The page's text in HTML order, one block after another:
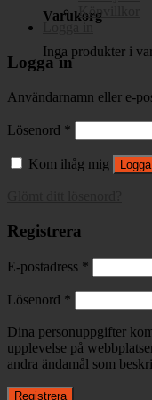
Varukorg
Inga produkter i
Köpvillkor
Logga in
Användarnamn eller e-
Lösenord *
Kom ihåg mig
Registrera
E-postadress *
Lösenord *
Dina personuppgifter
upplevelse på
andra ändamål som
Registrera